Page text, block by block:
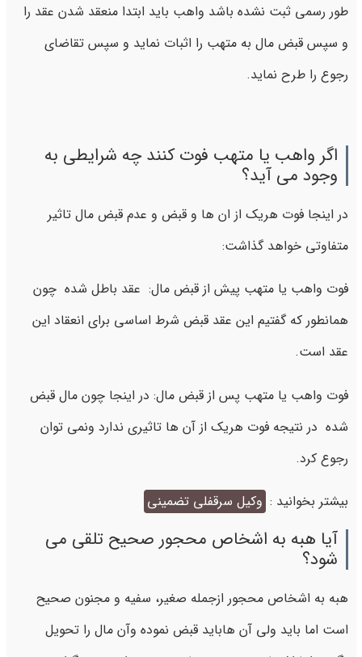
طور رسمی ثبت نشده باشد واهب باید ابتدا منعقد شدن عقد را
و سپس قبض مال به متهب را اثبات نماید و سپس تقاضای
رجوع را طرح نماید.
اگر واهب یا متهب فوت کنند چه شرایطی به
وجود می آید؟
در اینجا فوت هریک از ان ها و قبض و عدم قبض مال تاثیر
متفاوتی خواهد گذاشت:
فوت واهب یا متهب پیش از قبض مال: عقد باطل شده چون
همانطور که گفتیم این عقد قبض شرط اساسی برای انعقاد این
عقد است.
فوت واهب یا متهب پس از قبض مال: در اینجا چون مال قبض
شده در نتیجه فوت هریک از آن ها تاثیری ندارد ونمی توان
رجوع کرد.
بیشتر بخوانید : وکیل سرقفلی تضمینی
آیا هبه به اشخاص محجور صحیح تلقی می
شود؟
هبه به اشخاص محجور ازجمله صغیر، سفیه و مجنون صحیح
است اما باید ولی آن هاباید قبض نموده وآن مال را تحویل